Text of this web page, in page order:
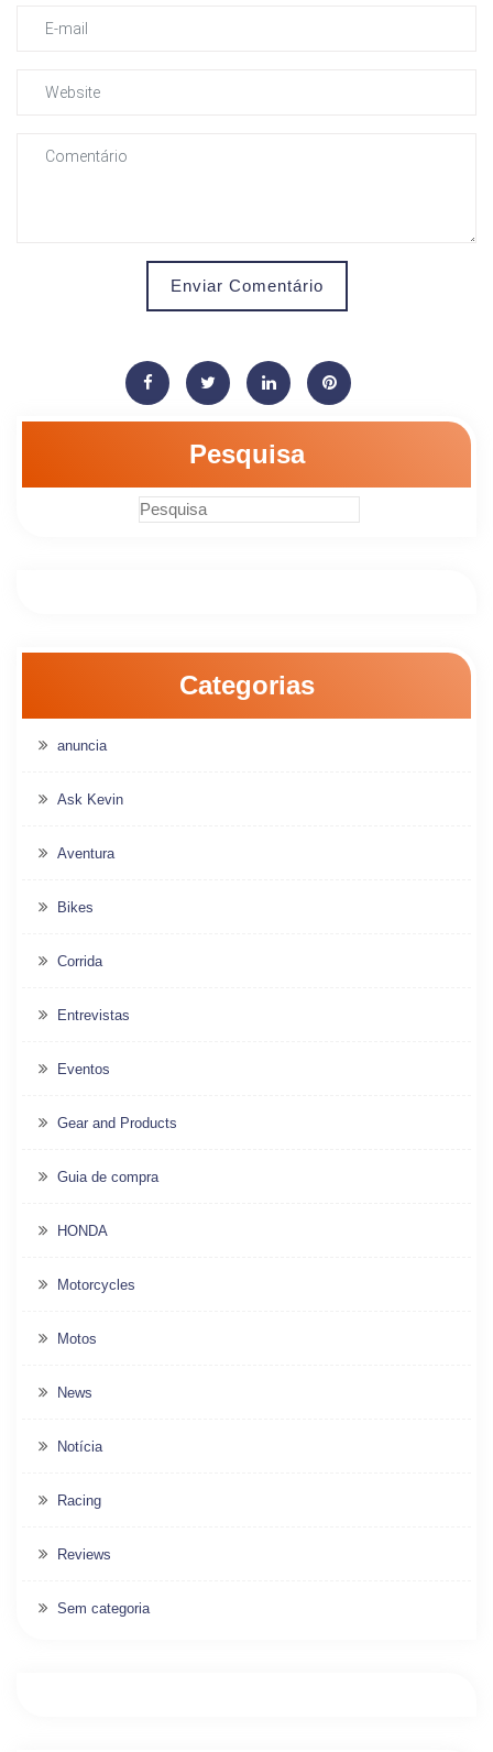
Enviar Comentário
Pesquisa
Categorias
anuncia
Ask Kevin
Aventura
Bikes
Corrida
Entrevistas
Eventos
Gear and Products
Guia de compra
HONDA
Motorcycles
Motos
News
Notícia
Racing
Reviews
Sem categoria